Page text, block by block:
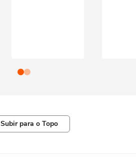
Subir para o Topo